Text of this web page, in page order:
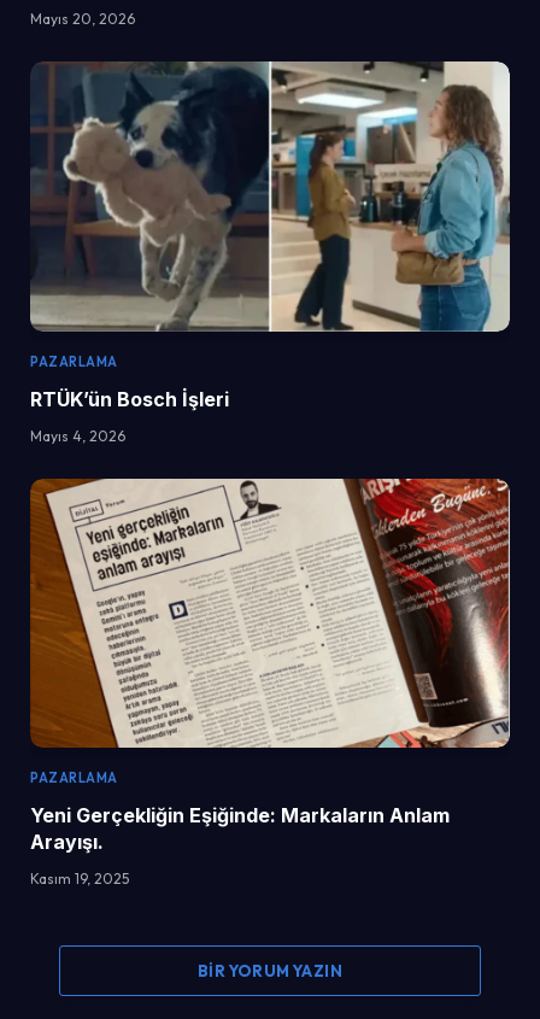
Mayıs 20, 2026
PAZARLAMA
RTÜK’ün Bosch İşleri
Mayıs 4, 2026
PAZARLAMA
Yeni Gerçekliğin Eşiğinde: Markaların Anlam
Arayışı.
Kasım 19, 2025
BIR YORUM YAZIN